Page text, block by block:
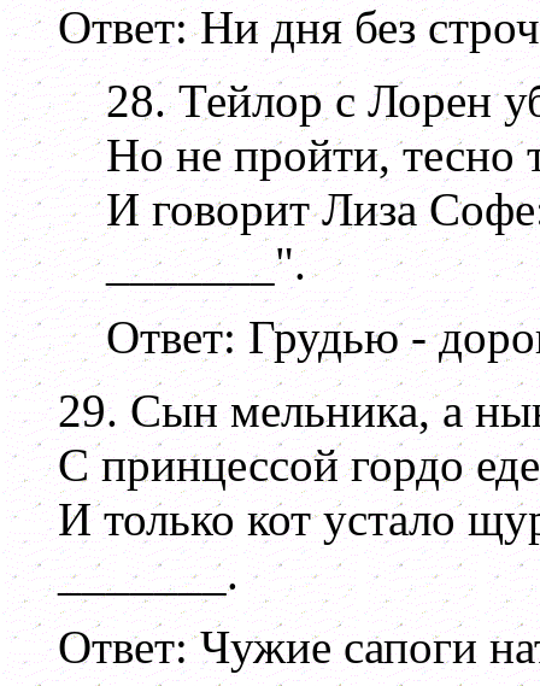
Ответ: Ни дня без
28. Тейлор с Лорен
Но не пройти, тесно
И говорит Лиза
_______".
Ответ: Грудью -
29. Сын мельника, а
С принцессой гордо
И только кот устало
_______.
Ответ: Чужие сапоги